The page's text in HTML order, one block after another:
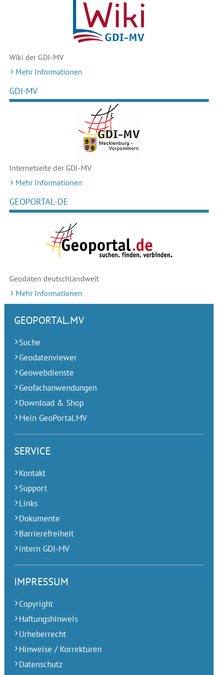
Wiki der GDI-MV
Mehr Informationen
GDI-MV
Internetseite der GDI-MV
Mehr Informationen
GEOPORTAL-DE
Geodaten deutschlandweit
Mehr Informationen
GEOPORTAL.MV
Suche
Geodatenviewer
Geowebdienste
Geofachanwendungen
Download & Shop
Mein GeoPortal.MV
SERVICE
Kontakt
Support
Links
Dokumente
Barrierefreiheit
intern GDI-MV
IMPRESSUM
Copyright
Haftungshinweis
Urheberrecht
Hinweise / Korrekturen
Datenschutz